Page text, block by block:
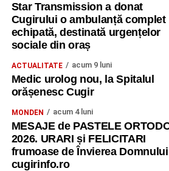
Un „mulțumesc” pentru
„Mulțumim Asociației Youth
de a participa la acest curs
Mulțumim Erasmus+ pentru
învățare, dezvoltare și colaborare
șansa de a transforma chiar și
descoperirii și al formării prin
interactive și creative.
Star Transmission a donat
Cugirului o ambulanță complet
echipată, destinată urgențelor
sociale din oraș
ACTUALITATE acum 9 luni
Medic urolog nou, la Spitalul
orășenesc Cugir
MONDEN acum 4 luni
MESAJE de PASTELE
2026. URARI și FELICITARI
frumoase de Învierea Domnului |
cugirinfo.ro